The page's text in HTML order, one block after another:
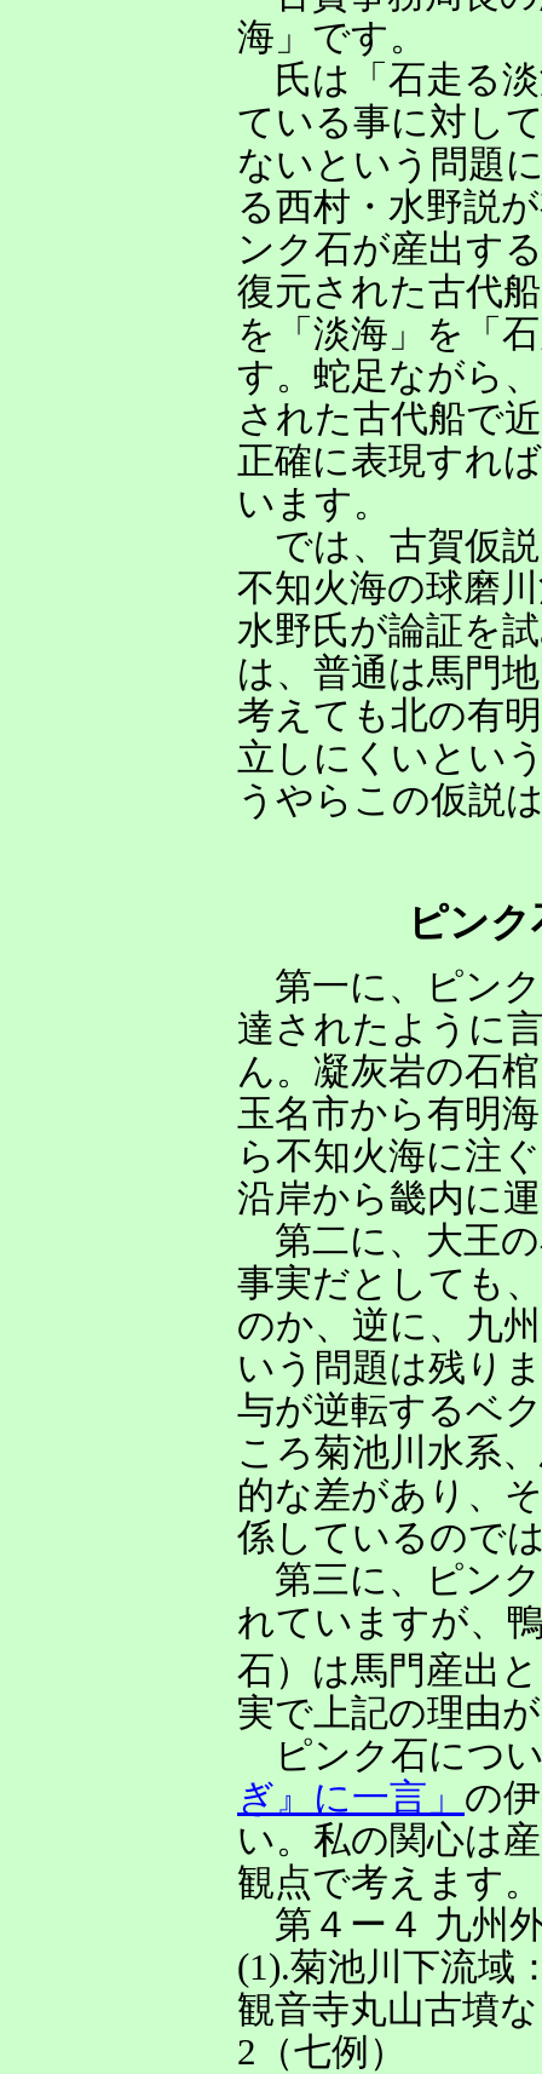
海」です。
氏は「石走る
ている事に対し
ないという問題
る西村・水野説
ンク石が産出す
復元された古代
を「淡海」を「
す。蛇足ながら
された古代船で
正確に表現すれ
います。
では、古賀仮
不知火海の球磨
水野氏が論証を
は、普通は馬門
考えても北の有
立しにくいとい
うやらこの仮説
ピンク
第一に、ピン
達されたように
ん。凝灰岩の石
玉名市から有明
ら不知火海に注
沿岸から畿内に
第二に、大王
事実だとしても
のか、逆に、九
いう問題は残り
与が逆転するベ
ころ菊池川水系
的な差があり、
係しているので
第三に、ピン
れていますが、
石）は馬門産出
実で上記の理由
ピンク石につ
ぎ』に一言」 の
い。私の関心は
観点で考えます。
第４ー４ 九州
(1).菊池川下流域
観音寺丸山古墳
2（七例）